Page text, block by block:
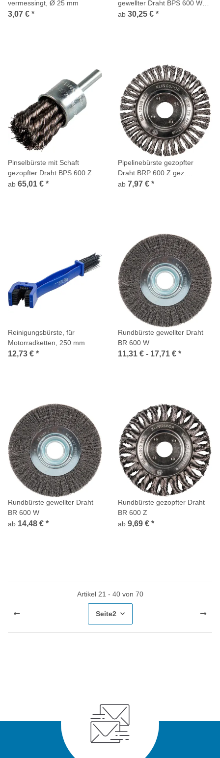
vermessingt, Ø 25 mm
3,07 € *
gewellter Draht BPS 600 W
Pinselbürste
ab 30,25 € *
Pinselbürste mit Schaft
gezopfter Draht BPS 600 Z
ab 65,01 € *
Pipelinebürste gezopfter
Draht BRP 600 Z gez.
Einreihig Stahl
ab 7,97 € *
Reinigungsbürste, für
Motorradketten, 250 mm
12,73 € *
Rundbürste gewellter Draht
BR 600 W
11,31 € - 17,71 € *
Rundbürste gewellter Draht
BR 600 W
ab 14,48 € *
Rundbürste gezopfter Draht
BR 600 Z
ab 9,69 € *
Artikel 21 - 40 von 70
Seite2